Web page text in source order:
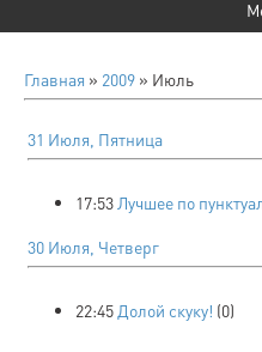
Главная » 2009 » Июль
31 Июля, Пятница
17:53 Лучшее по
30 Июля, Четверг
22:45 Долой скуку! (0)